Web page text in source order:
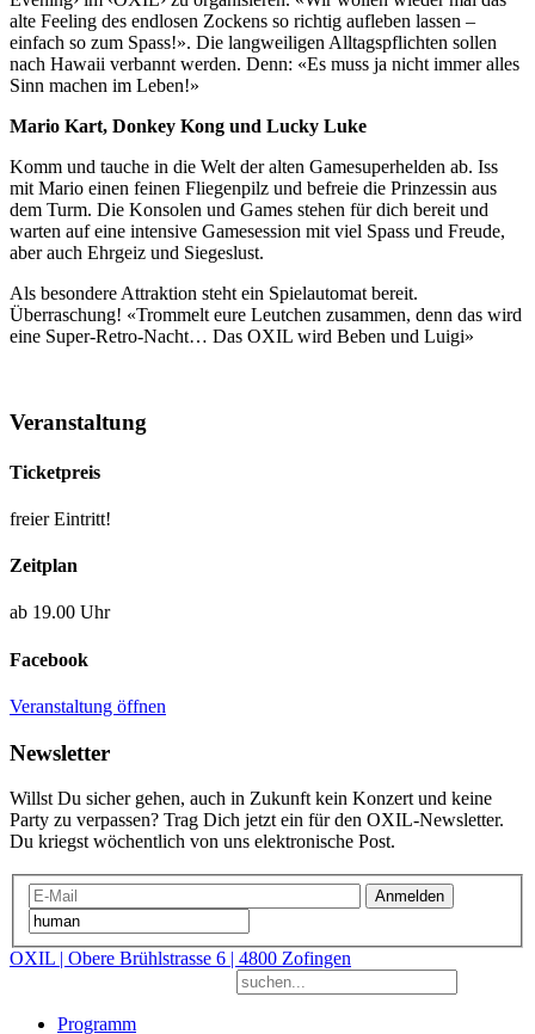
alte Feeling des endlosen Zockens so richtig aufleben lassen –
einfach so zum Spass!». Die langweiligen Alltagspflichten sollen
nach Hawaii verbannt werden. Denn: «Es muss ja nicht immer alles
Sinn machen im Leben!»
Mario Kart, Donkey Kong und Lucky Luke
Komm und tauche in die Welt der alten Gamesuperhelden ab. Iss
mit Mario einen feinen Fliegenpilz und befreie die Prinzessin aus
dem Turm. Die Konsolen und Games stehen für dich bereit und
warten auf eine intensive Gamesession mit viel Spass und Freude,
aber auch Ehrgeiz und Siegeslust.
Als besondere Attraktion steht ein Spielautomat bereit.
Überraschung! «Trommelt eure Leutchen zusammen, denn das wird
eine Super-Retro-Nacht… Das OXIL wird Beben und Luigi»
Veranstaltung
Ticketpreis
freier Eintritt!
Zeitplan
ab 19.00 Uhr
Facebook
Veranstaltung öffnen
Newsletter
Willst Du sicher gehen, auch in Zukunft kein Konzert und keine
Party zu verpassen? Trag Dich jetzt ein für den OXIL-Newsletter.
Du kriegst wöchentlich von uns elektronische Post.
Anmelden
OXIL | Obere Brühlstrasse 6 | 4800 Zofingen
Programm